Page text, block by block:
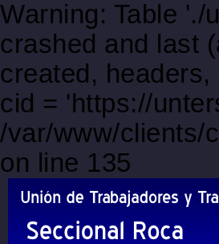
Warning: Table
crashed and last
created,
cid = 'https://
/var/www/clients/
on line 135